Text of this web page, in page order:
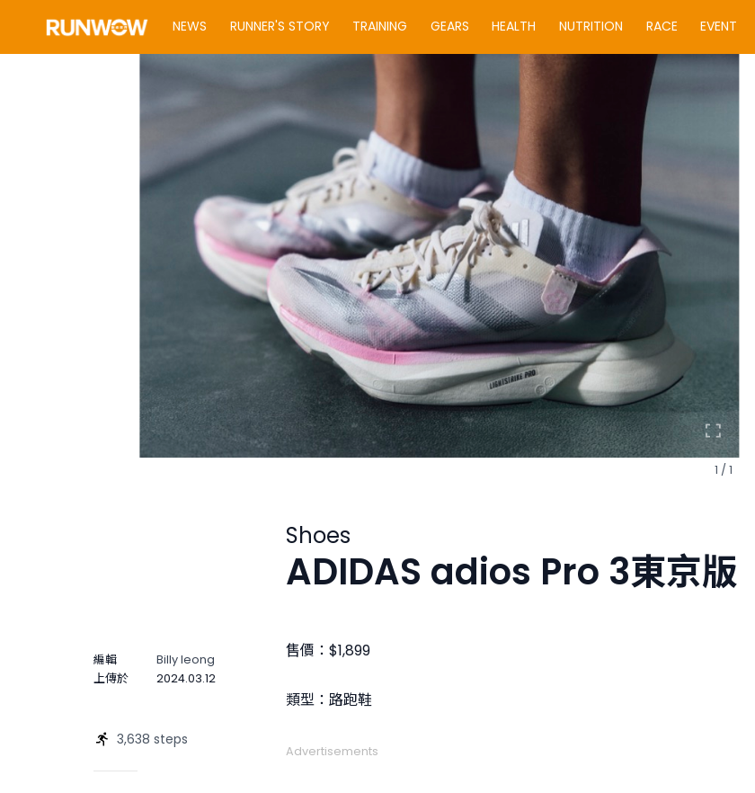
NEWS RUNNER'S STORY TRAINING GEARS HEALTH NUTRITION RACE EVENT
1 / 1
Shoes
ADIDAS adios Pro 3東京版
編輯
Billy Ieong
上傳於
2024.03.12
3,638 steps
售價：$1,899
類型：路跑鞋
Advertisements